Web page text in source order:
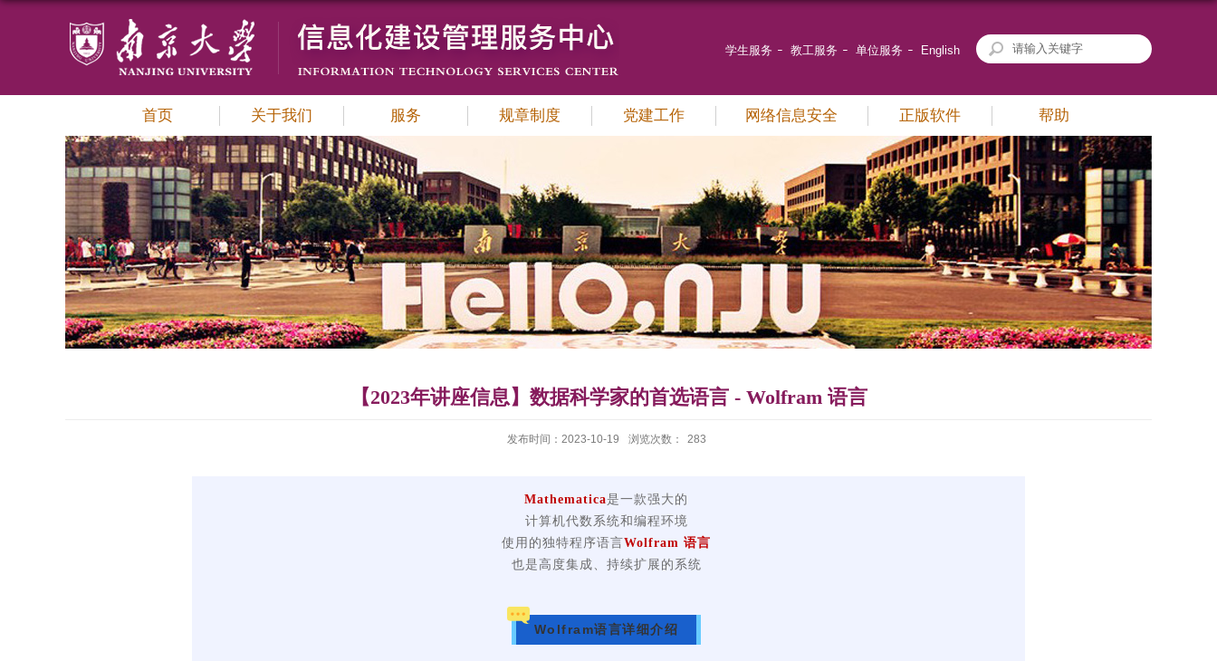
学生服务 教工服务 单位服务 English
首页 关于我们 服务 规章制度 党建工作 网络信息安全 正版软件 帮助
【2023年讲座信息】数据科学家的首选语言 - Wolfram 语言
发布时间：2023-10-19 浏览次数： 283
Mathematica是一款强大的
计算机代数系统和编程环境
使用的独特程序语言Wolfram 语言
也是高度集成、持续扩展的系统
Wolfram语言详细介绍